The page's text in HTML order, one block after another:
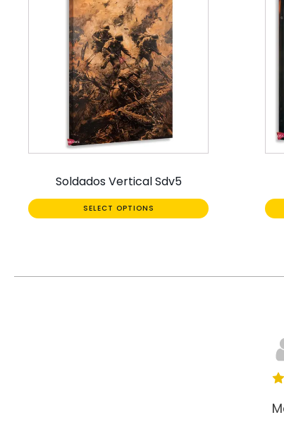
Soldados Vertical Sdv5
SELECT OPTIONS